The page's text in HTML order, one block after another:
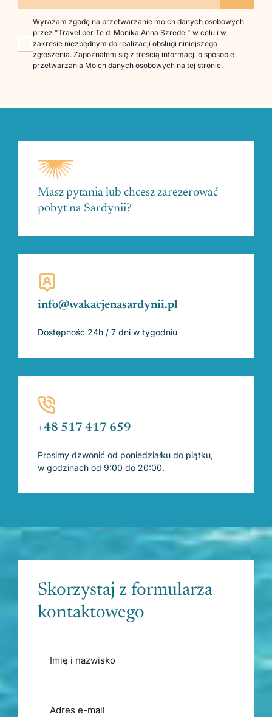
Wyrażam zgodę na przetwarzanie moich danych osobowych
przez "Travel per Te di Monika Anna Szredel" w celu i w
zakresie niezbędnym do realizacji obsługi niniejszego
zgłoszenia. Zapoznałem się z treścią informacji o sposobie
przetwarzania Moich danych osobowych na tej stronie.
Masz pytania lub chcesz zarezerować
pobyt na Sardynii?
info@wakacjenasardynii.pl
Dostępność 24h / 7 dni w tygodniu
+48 517 417 659
Prosimy dzwonić od poniedziałku do piątku,
w godzinach od 9:00 do 20:00.
Skorzystaj z formularza
kontaktowego
Imię i nazwisko
Adres e-mail